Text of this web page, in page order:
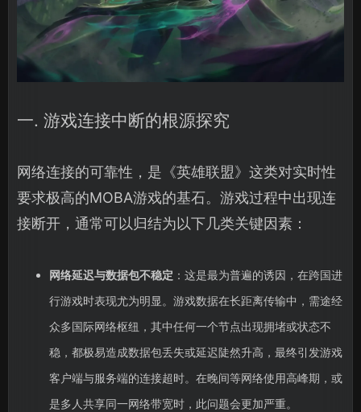
一. 游戏连接中断的根源探究
网络连接的可靠性，是《英雄联盟》这类对实时性
要求极高的MOBA游戏的基石。游戏过程中出现连
接断开，通常可以归结为以下几类关键因素：
网络延迟与数据包不稳定 ：这是最为普遍的诱因，在跨国进
行游戏时表现尤为明显。游戏数据在长距离传输中，需途经
众多国际网络枢纽，其中任何一个节点出现拥堵或状态不
稳，都极易造成数据包丢失或延迟陡然升高，最终引发游戏
客户端与服务端的连接超时。在晚间等网络使用高峰期，或
是多人共享同一网络带宽时，此问题会更加严重。